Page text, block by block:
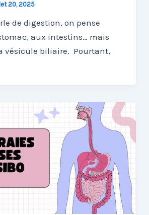
20, 2025
de digestion, on pense
aux intestins… mais
vésicule biliaire. Pourtant,